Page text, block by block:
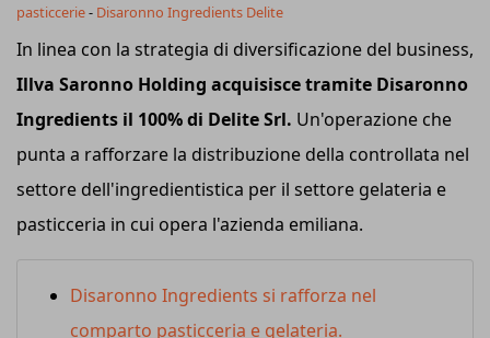
pasticcerie- Disaronno Ingredients Delite
In linea con la strategia di diversificazione del business,
Illva Saronno Holding acquisisce tramite Disaronno
Ingredients il 100% di Delite Srl. Un'operazione che
punta a rafforzare la distribuzione della controllata nel
settore dell'ingredientistica per il settore gelateria e
pasticceria in cui opera l'azienda emiliana.
Disaronno Ingredients si rafforza nel
comparto pasticceria e gelateria.